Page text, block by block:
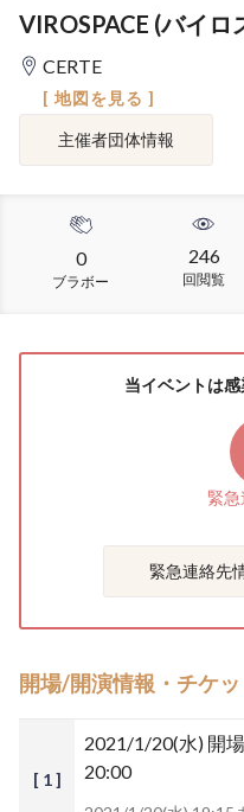
VIROSPACE (バイ
CERTE
[ 地図を見る ]
主催者団体情報
0
ブラボー
246
回閲覧
当イベントは
緊
緊急連絡先
開場/開演情報・チケ
[ 1 ]
2021/1/20(水) 開
20:00